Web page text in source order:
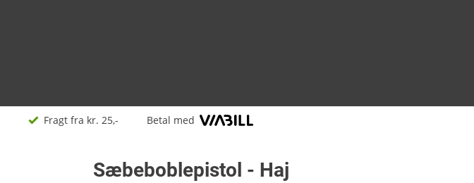
Fragt fra kr. 25,- Betal med
Sæbeboblepistol - Haj